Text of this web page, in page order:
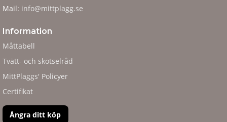
Mail: info@mittplagg.se
Information
Måttabell
Tvätt- och skötselråd
MittPlaggs' Policyer
Certifikat
Ångra ditt köp